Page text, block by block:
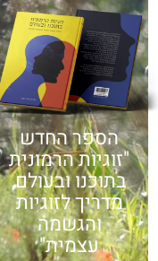
הספר החדש
"זוגיות הרמונית
בתוכנו ובעולם,
מדריך לזוגיות
והגשמה
עצמית"